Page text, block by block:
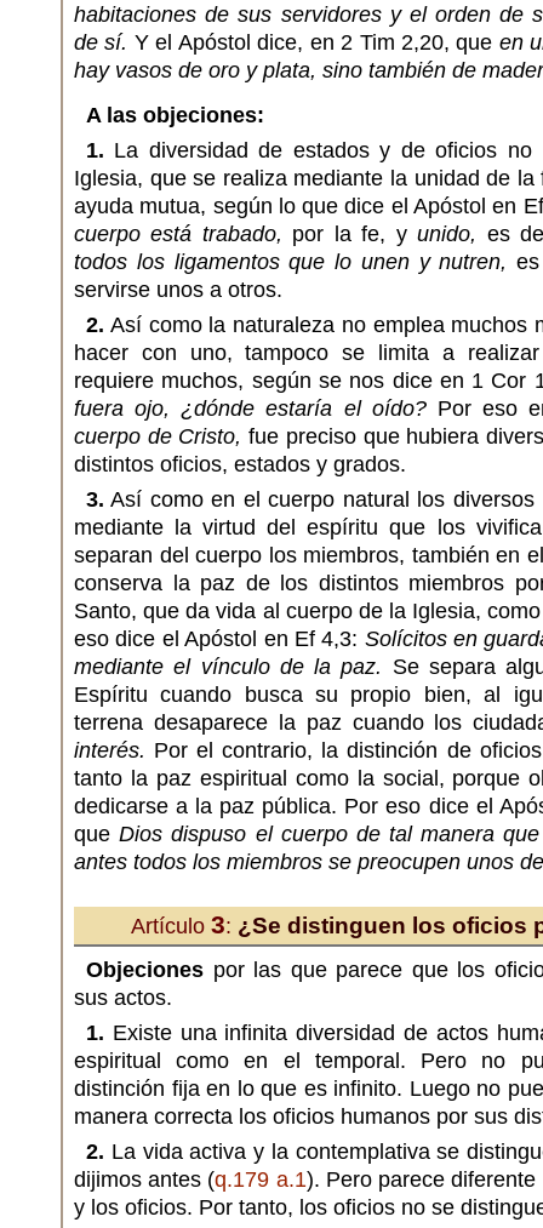
habitaciones de sus servidores y el orden de
de sí. Y el Apóstol dice, en 2 Tim 2,20, que en
hay vasos de oro y plata, sino también de
A las objeciones:
1. La diversidad de estados y de oficios
Iglesia, que se realiza mediante la unidad de
ayuda mutua, según lo que dice el Apóstol en
cuerpo está trabado, por la fe, yunido, es
todos los ligamentos que lo unen y nutren,
servirse unos a otros.
2. Así como la naturaleza no emplea muchos
hacer con uno, tampoco se limita a
requiere muchos, según se nos dice en 1 Cor
fuera ojo, ¿dónde estaría el oído?Por eso
cuerpo de Cristo, fue preciso que hubiera
distintos oficios, estados y grados.
3. Así como en el cuerpo natural los diversos
mediante la virtud del espíritu que los
separan del cuerpo los miembros, también en
conserva la paz de los distintos miembros
Santo, que da vida al cuerpo de la Iglesia,
eso dice el Apóstol en Ef 4,3: Solícitos en
mediante el vínculo de la paz. Se separa
Espíritu cuando busca su propio bien, al
terrena desaparece la paz cuando los
interés. Por el contrario, la distinción de
tanto la paz espiritual como la social, porque
dedicarse a la paz pública. Por eso dice el
queDios dispuso el cuerpo de tal manera
antes todos los miembros se preocupen unos
Artículo 3: ¿Se distinguen los oficios
Objeciones por las que parece que los
sus actos.
1. Existe una infinita diversidad de actos
espiritual como en el temporal. Pero no
distinción fija en lo que es infinito. Luego no
manera correcta los oficios humanos por sus
2. La vida activa y la contemplativa se
dijimos antes (q.179 a.1). Pero parece
y los oficios. Por tanto, los oficios no se